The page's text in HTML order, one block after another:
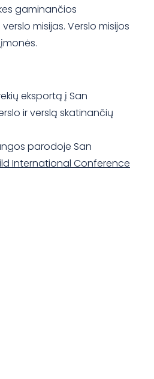
gaminančios
misijas. Verslo misijos
eksportą į San
ir verslą skatinančių
parodoje San
International Conference